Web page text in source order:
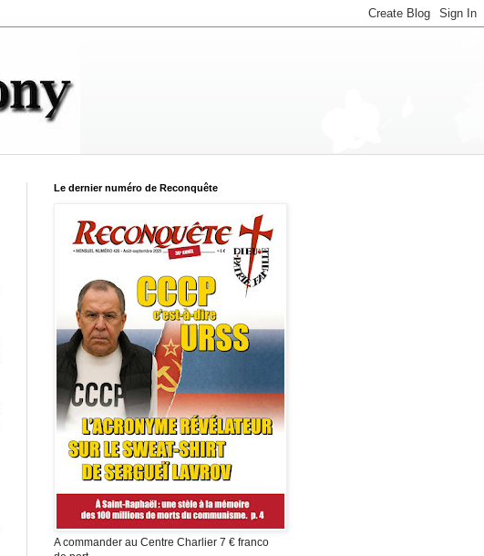
Le dernier numéro de Reconquête
A commander au Centre Charlier 7 € franco